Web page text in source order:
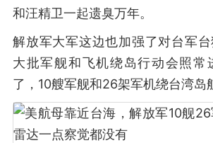
和汪精卫一起遗臭万年。
解放军大军这边也加强了对台军台
大批军舰和飞机绕岛行动会照常
了，10艘军舰和26架军机绕台湾岛